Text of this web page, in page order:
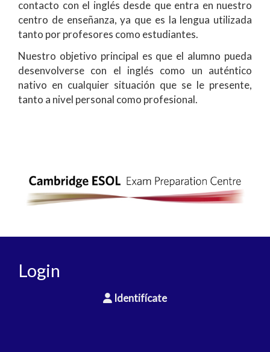
contacto con el inglés desde que entra en nuestro
centro de enseñanza, ya que es la lengua utilizada
tanto por profesores como estudiantes.
Nuestro objetivo principal es que el alumno pueda
desenvolverse con el inglés como un auténtico
nativo en cualquier situación que se le presente,
tanto a nivel personal como profesional.
Login
Identifícate